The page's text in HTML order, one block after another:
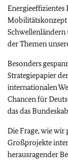
Energieeffizientes
Mobilitätskonzept
der Themen
Besonders
Strategiepapier
internationalen
Chancen für
das das
Die Frage, wie
Großprojekte
herausragender